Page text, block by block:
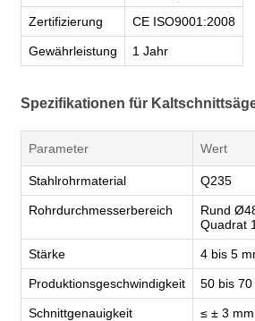
Zertifizierung CE ISO9001:2008
Gewährleistung 1 Jahr
Spezifikationen für
Parameter Wert
Stahlrohrmaterial Q235
Rohrdurchmesserbereich
Rund
Quadrat
Stärke 4 bis 5
Produktionsgeschwindigkeit 50 bis 70
Schnittgenauigkeit ≤ ± 3 mm